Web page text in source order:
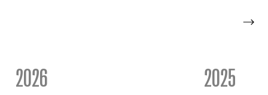
2026 2025